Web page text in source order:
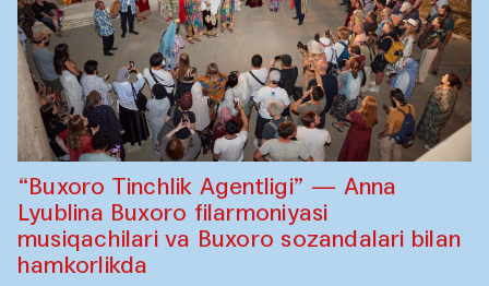
“Buxoro Tinchlik Agentligi” — Anna
Lyublina Buxoro filarmoniyasi
musiqachilari va Buxoro sozandalari bilan
hamkorlikda